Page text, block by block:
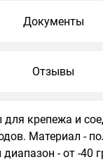
Документы
Отзывы
крепежа и
Материал -
- от -40